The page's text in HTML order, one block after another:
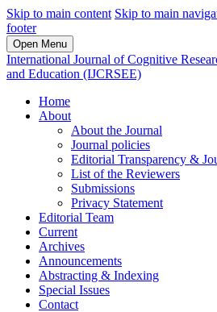
Skip to main content Skip to main
footer
Open Menu
International Journal of Cognitive
and Education (IJCRSEE)
Home
About
About the Journal
Journal policies
Editorial Transparency &
List of the Reviewers
Submissions
Privacy Statement
Editorial Team
Current
Archives
Announcements
Abstracting & Indexing
Special Issues
Contact